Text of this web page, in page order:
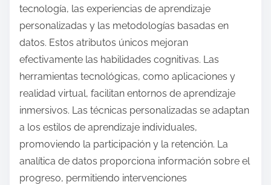
tecnología, las experiencias de aprendizaje
personalizadas y las metodologías basadas en
datos. Estos atributos únicos mejoran
efectivamente las habilidades cognitivas. Las
herramientas tecnológicas, como aplicaciones y
realidad virtual, facilitan entornos de aprendizaje
inmersivos. Las técnicas personalizadas se adaptan
a los estilos de aprendizaje individuales,
promoviendo la participación y la retención. La
analítica de datos proporciona información sobre el
progreso, permitiendo intervenciones